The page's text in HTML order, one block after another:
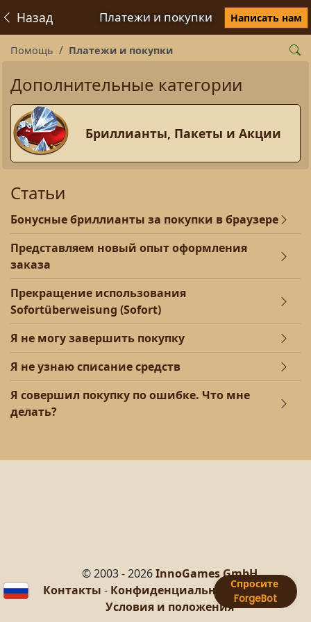
Платежи и покупки
Назад Написать нам
Помощь Платежи и покупки
Дополнительные категории
Бриллианты, Пакеты и Акции
Статьи
Бонусные бриллианты за покупки в браузере
Представляем новый опыт оформления
заказа
Прекращение использования
Sofortüberweisung (Sofort)
Я не могу завершить покупку
Я не узнаю списание средств
Я совершил покупку по ошибке. Что мне
делать?
© 2003 - 2026InnoGames GmbH
Контакты - Конфиденциальность данных
-
Условия и положения